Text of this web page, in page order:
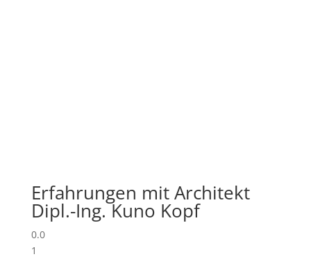
Erfahrungen mit Architekt
Dipl.-Ing. Kuno Kopf
0.0
1